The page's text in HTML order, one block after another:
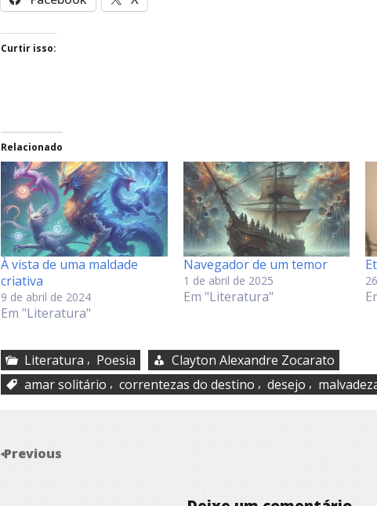
Curtir isso:
Relacionado
À vista de uma maldade
criativa
9 de abril de 2024
Em "Literatura"
Navegador de um temor
1 de abril de 2025
Em "Literatura"
Literatura , Poesia
Clayton Alexandre Zocarato
amar solitário , correntezas do destino , desejo ,
Previous